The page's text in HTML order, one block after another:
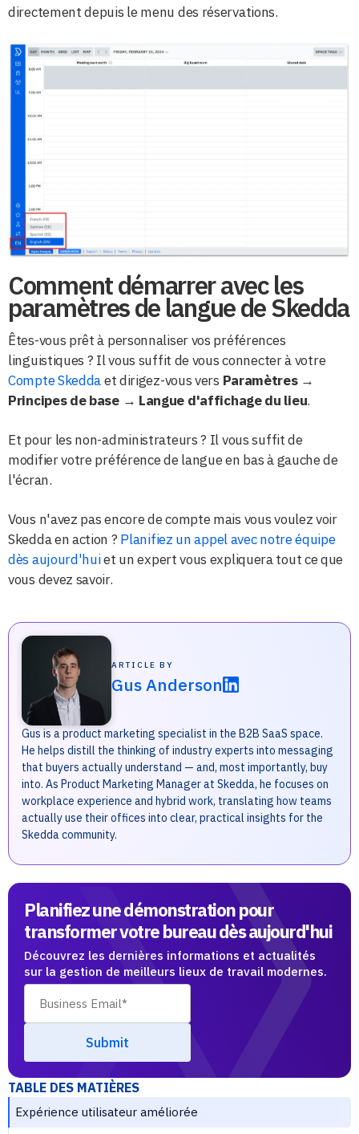
directement depuis le menu des réservations.
Comment démarrer avec les
paramètres de langue de Skedda
Êtes-vous prêt à personnaliser vos préférences
linguistiques ? Il vous suffit de vous connecter à votre
Compte Skeddaet dirigez-vous vers Paramètres →
Principes de base → Langue d'affichage du lieu.
Et pour les non-administrateurs ? Il vous suffit de
modifier votre préférence de langue en bas à gauche de
l'écran.
Vous n'avez pas encore de compte mais vous voulez voir
Skedda en action ? Planifiez un appel avec notre équipe
dès aujourd'huiet un expert vous expliquera tout ce que
vous devez savoir.
ARTICLE BY
Gus Anderson
Gus is a product marketing specialist in the B2B SaaS space.
He helps distill the thinking of industry experts into messaging
that buyers actually understand — and, most importantly, buy
into. As Product Marketing Manager at Skedda, he focuses on
workplace experience and hybrid work, translating how teams
actually use their offices into clear, practical insights for the
Skedda community.
Planifiez une démonstration pour
transformer votre bureau dès aujourd'hui
Découvrez les dernières informations et actualités
sur la gestion de meilleurs lieux de travail modernes.
TABLE DES MATIÈRES
Expérience utilisateur améliorée